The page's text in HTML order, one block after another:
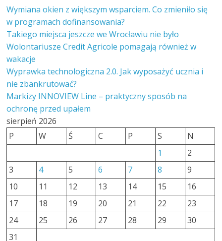
Wymiana okien z większym wsparciem. Co zmieniło się
w programach dofinansowania?
Takiego miejsca jeszcze we Wrocławiu nie było
Wolontariusze Credit Agricole pomagają również w
wakacje
Wyprawka technologiczna 2.0. Jak wyposażyć ucznia i
nie zbankrutować?
Markizy INNOVIEW Line – praktyczny sposób na
ochronę przed upałem
sierpień 2026
P
W Ś C P S
N
1
2
3
4 5 6 7 8
9
10
11 12 13 14 15
16
17
18 19 20 21 22
23
24
25 26 27 28 29
30
31